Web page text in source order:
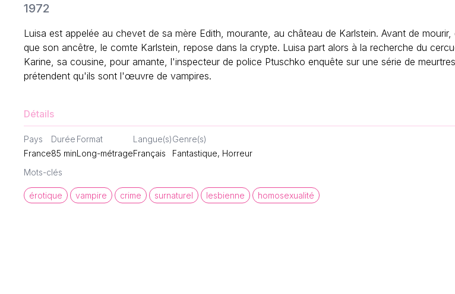
1972
Luisa est appelée au chevet de sa mère Edith, mourante, au château de Karlstein. Avant de
que son ancêtre, le comte Karlstein, repose dans la crypte. Luisa part alors à la recherche du
Karine, sa cousine, pour amante, l'inspecteur de police Ptuschko enquête sur une série de
prétendent qu'ils sont l'œuvre de vampires.
Détails
Pays
France
Durée
85 min
Format
Long-métrage
Langue(s)
Français
Genre(s)
Fantastique, Horreur
Mots-clés
érotique vampire crime surnaturel lesbienne homosexualité